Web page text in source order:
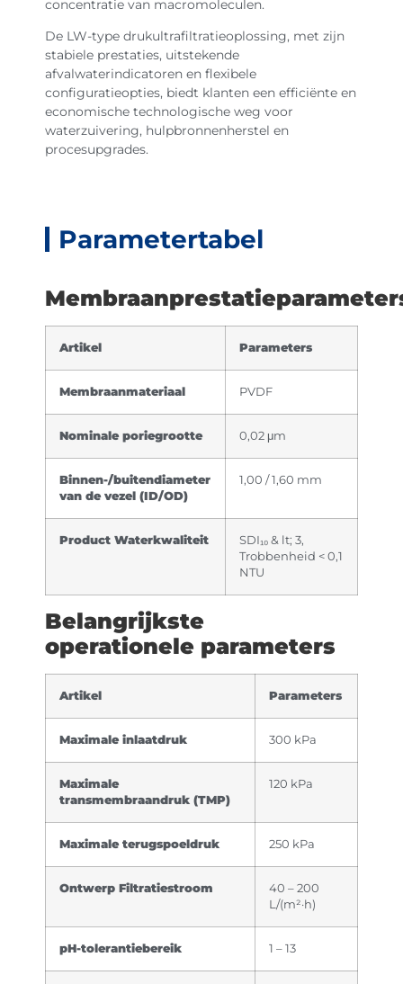
concentratie van macromoleculen.
De LW-type drukultrafiltratieoplossing, met zijn
stabiele prestaties, uitstekende
afvalwaterindicatoren en flexibele
configuratieopties, biedt klanten een efficiënte en
economische technologische weg voor
waterzuivering, hulpbronnenherstel en
procesupgrades.
Parametertabel
Artikel Parameters
Membraanmateriaal PVDF
Nominale poriegrootte 0,02 μm
Binnen-/buitendiameter
van de vezel (ID/OD)
1,00 / 1,60 mm
Product Waterkwaliteit
SDI₁₀ & lt; 3,
Trobbenheid < 0,1
NTU
Belangrijkste
operationele parameters
Artikel Parameters
Maximale inlaatdruk 300 kPa
Maximale
transmembraandruk (TMP)
120 kPa
Maximale terugspoeldruk 250 kPa
Ontwerp Filtratiestroom
40 – 200
L/(m²·h)
pH-tolerantiebereik 1 – 13